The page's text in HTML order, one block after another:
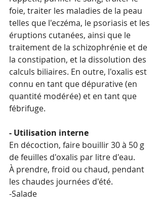
foie, traiter les maladies de la peau
telles que l'eczéma, le psoriasis et les
éruptions cutanées, ainsi que le
traitement de la schizophrénie et de
la constipation, et la dissolution des
calculs biliaires. En outre, l'oxalis est
connu en tant que dépurative (en
quantité modérée) et en tant que
fébrifuge.
- Utilisation interne
En décoction, faire bouillir 30 à 50 g
de feuilles d'oxalis par litre d'eau.
À prendre, froid ou chaud, pendant
les chaudes journées d'été.
-Salade